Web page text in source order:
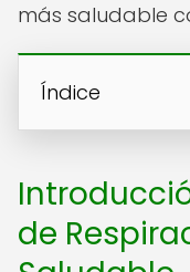
más saludable
Índice
de